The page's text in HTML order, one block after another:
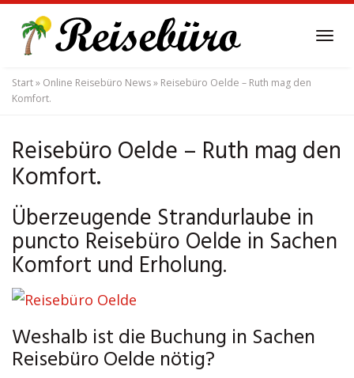
main
content
Start» Online Reisebüro News» Reisebüro Oelde – Ruth mag den
Komfort.
Reisebüro Oelde – Ruth mag den
Komfort.
Überzeugende Strandurlaube in
puncto Reisebüro Oelde in Sachen
Komfort und Erholung.
Weshalb ist die Buchung in Sachen
Reisebüro Oelde nötig?